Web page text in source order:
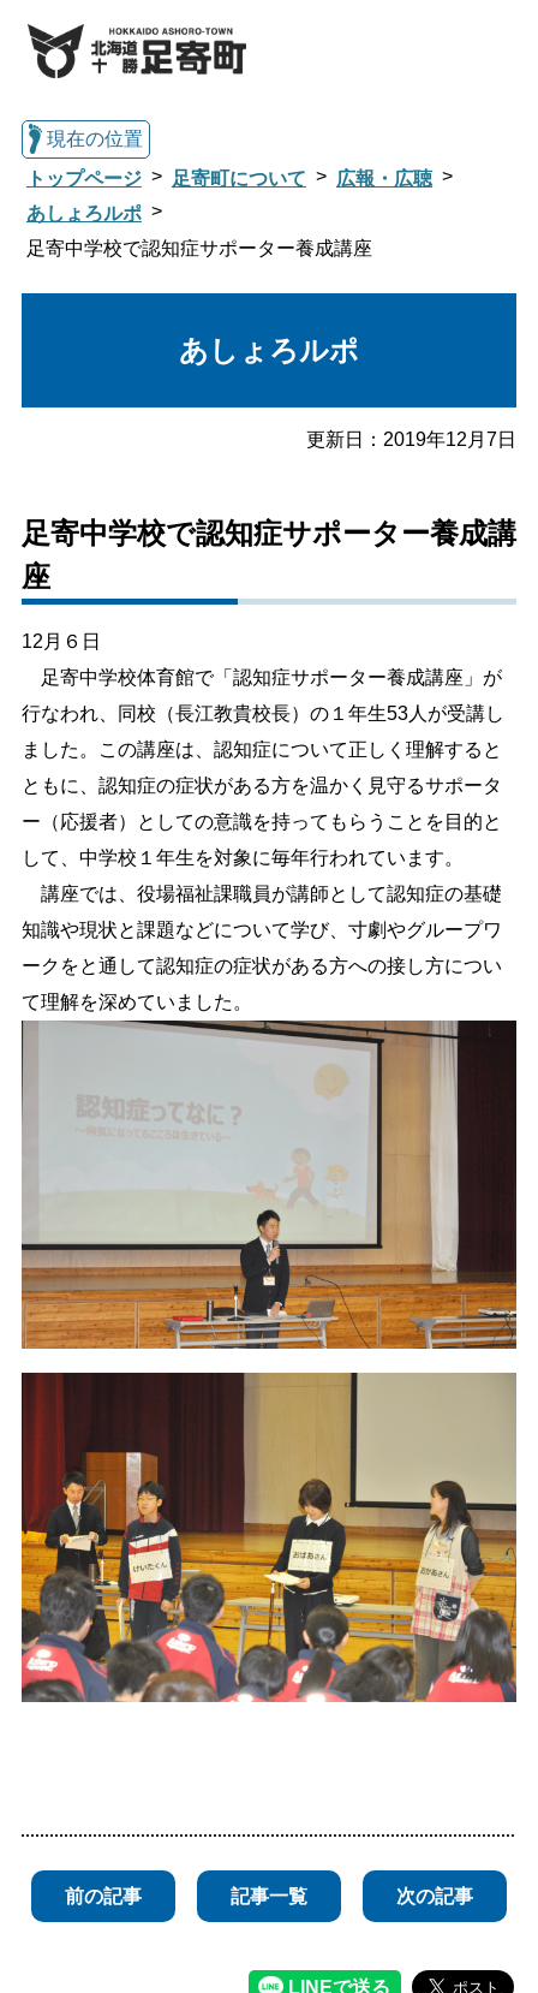
総合トップへ戻る
くらし・行政情報トップ
暮らし・手続き
文字サイズ
標準 拡大
色合い
白 黒 黄 青
リセット
language
閉じる
現在の位置
トップページ
足寄町について
広報・広聴
あしょろルポ
足寄中学校で認知症サポーター養成講座
あしょろルポ
更新日： 2019年12月7日
足寄中学校で認知症サポーター養成講
座
12月６日
足寄中学校体育館で「認知症サポーター養成講座」が
行なわれ、同校（長江教貴校長）の１年生53人が受講し
ました。この講座は、認知症について正しく理解すると
ともに、認知症の症状がある方を温かく見守るサポータ
ー（応援者）としての意識を持ってもらうことを目的と
して、中学校１年生を対象に毎年行われています。
講座では、役場福祉課職員が講師として認知症の基礎
知識や現状と課題などについて学び、寸劇やグループワ
ークをと通して認知症の症状がある方への接し方につい
て理解を深めていました。
前の記事 記事一覧 次の記事